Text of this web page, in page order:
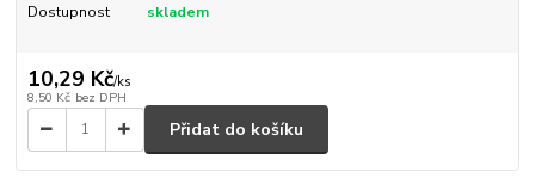
Dostupnost skladem
10,29 Kč/ks
8,50 Kč bez DPH
Přidat do košíku